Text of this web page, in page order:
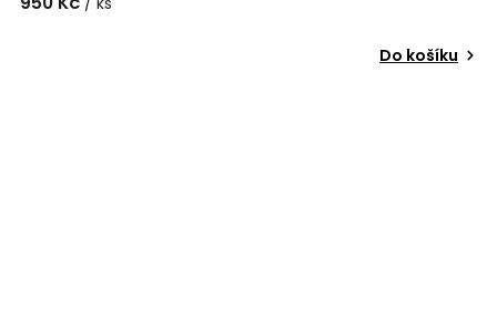
Do košíku